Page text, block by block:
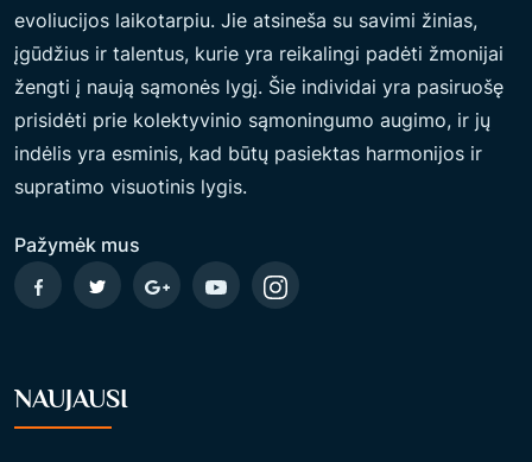
evoliucijos laikotarpiu. Jie atsineša su savimi žinias,
įgūdžius ir talentus, kurie yra reikalingi padėti žmonijai
žengti į naują sąmonės lygį. Šie individai yra pasiruošę
prisidėti prie kolektyvinio sąmoningumo augimo, ir jų
indėlis yra esminis, kad būtų pasiektas harmonijos ir
supratimo visuotinis lygis.
Pažymėk mus
NAUJAUSI